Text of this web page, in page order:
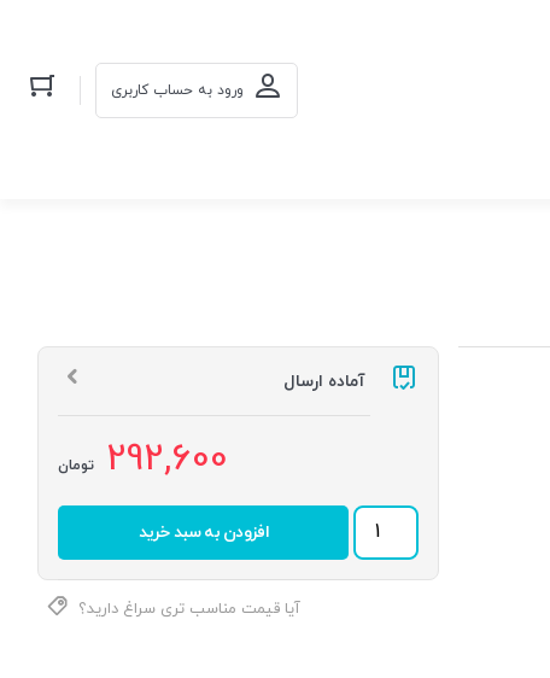
ورود به حساب کاربری
آماده ارسال
292,600 تومان
رولبرینگ
32006
برند
NFC
افزودن به سبد خرید
آیا قیمت مناسب تری سراغ دارید؟